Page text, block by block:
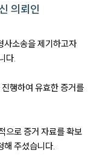
의뢰인
사소송을 제기하고자
다.
행하여 유효한 증거를
으로 증거 자료를 확보
해 주셨습니다.